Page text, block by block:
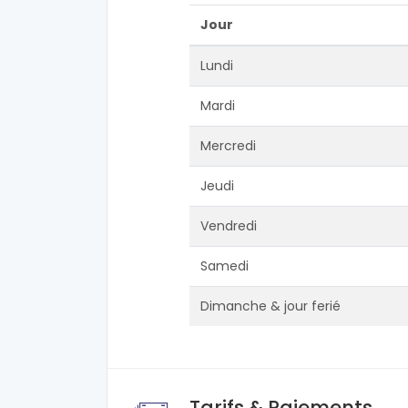
Jour
Lundi
Mardi
Mercredi
Jeudi
Vendredi
Samedi
Dimanche & jour ferié